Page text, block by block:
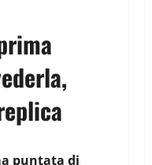
puntata di